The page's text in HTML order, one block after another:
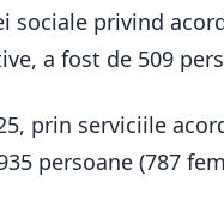
sociale privind
a fost de 509
prin serviciile
persoane (787